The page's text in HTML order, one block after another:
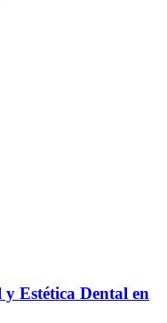
Estética Dental en